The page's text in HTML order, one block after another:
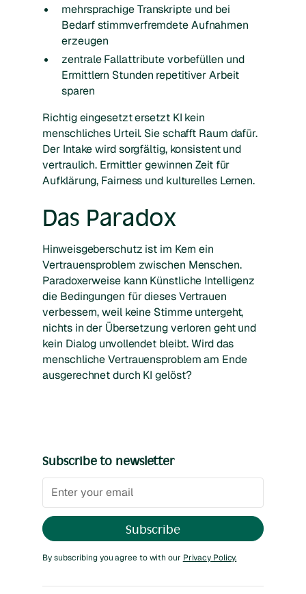
mehrsprachige Transkripte und bei
Bedarf stimmverfremdete Aufnahmen
erzeugen
zentrale Fallattribute vorbefüllen und
Ermittlern Stunden repetitiver Arbeit
sparen
Richtig eingesetzt ersetzt KI kein
menschliches Urteil. Sie schafft Raum dafür.
Der Intake wird sorgfältig, konsistent und
vertraulich. Ermittler gewinnen Zeit für
Aufklärung, Fairness und kulturelles Lernen.
Das Paradox
Hinweisgeberschutz ist im Kern ein
Vertrauensproblem zwischen Menschen.
Paradoxerweise kann Künstliche Intelligenz
die Bedingungen für dieses Vertrauen
verbessern, weil keine Stimme untergeht,
nichts in der Übersetzung verloren geht und
kein Dialog unvollendet bleibt. Wird das
menschliche Vertrauensproblem am Ende
ausgerechnet durch KI gelöst?
Subscribe to newsletter
By subscribing you agree to with our Privacy Policy.